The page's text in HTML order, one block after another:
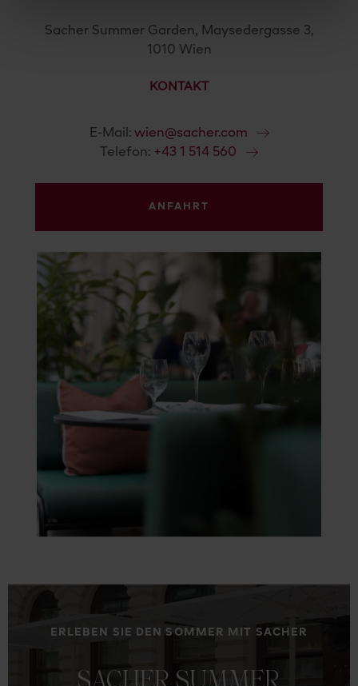
Sacher Summer Garden, Maysedergasse 3,
1010 Wien
KONTAKT
E-Mail: wien@sacher.com
Telefon: +43 1 514 560
ANFAHRT
ERLEBEN SIE DEN SOMMER MIT SACHER